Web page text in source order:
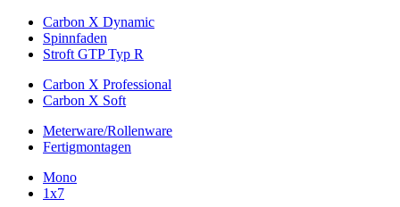
Carbon X Dynamic
Spinnfaden
Stroft GTP Typ R
Carbon X Professional
Carbon X Soft
Meterware/Rollenware
Fertigmontagen
Mono
1x7